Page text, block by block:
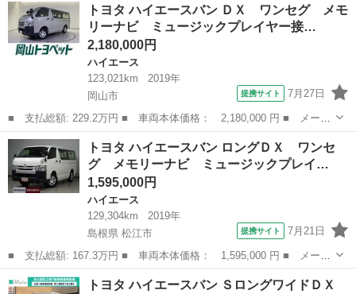
ＤＸ ロング フルセグ メモリーナビ ＤＶＤ再生 ミュージック
プレイヤ...
トヨタ ハイエースバン ＤＸ ワンセグ メモ
リーナビ ミュージックプレイヤー接…
2,180,000円
ハイエース
123,021km
2019年
岡山市
提携サイト 7月27日
■ 支払総額: 229.2万円 ■ 車両本体価格： 2,180,000 円 ■ メーカ
ー名： トヨタ ■ 車種名： ハイエースバン ■ グレード名： Ｄ
Ｘ ワンセグ メモリーナビ ミュージックプレイヤー接続可 バッ
クカメラ...
岡山 岡山市 ハイエース
トヨタ ハイエースバン ロングＤＸ ワンセ
グ メモリーナビ ミュージックプレイ…
1,595,000円
ハイエース
129,304km
2019年
島根県 松江市
提携サイト 7月21日
■ 支払総額: 167.3万円 ■ 車両本体価格： 1,595,000 円 ■ メーカ
ー名： トヨタ ■ 車種名： ハイエースバン ■ グレード名： ロ
ングＤＸ ワンセグ メモリーナビ ミュージックプレイヤー接続
島根 松江市 ハイエース
トヨタ ハイエースバン ＳロングワイドＤＸ